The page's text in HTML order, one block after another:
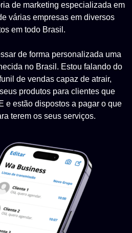
de marketing especializada em
várias empresas em diversos
em todo Brasil.
de forma personalizada uma
no Brasil. Estou falando do
de vendas capaz de atrair,
produtos para clientes que
e estão dispostos a pagar o que
terem os seus serviços.